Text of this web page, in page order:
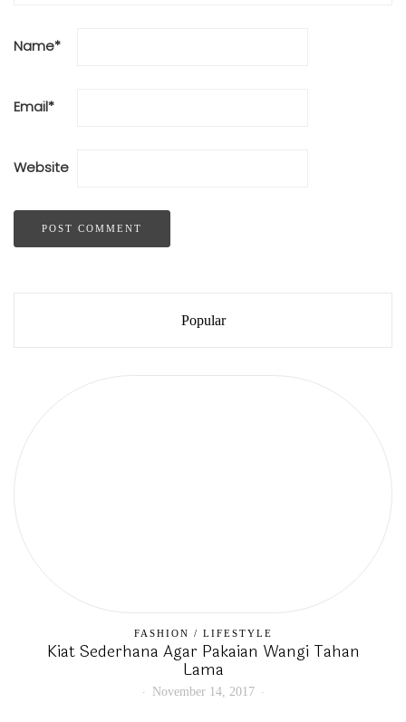
Name*
Email*
Website
Popular
FASHION / LIFESTYLE
Kiat Sederhana Agar Pakaian Wangi Tahan
Lama
November 14, 2017